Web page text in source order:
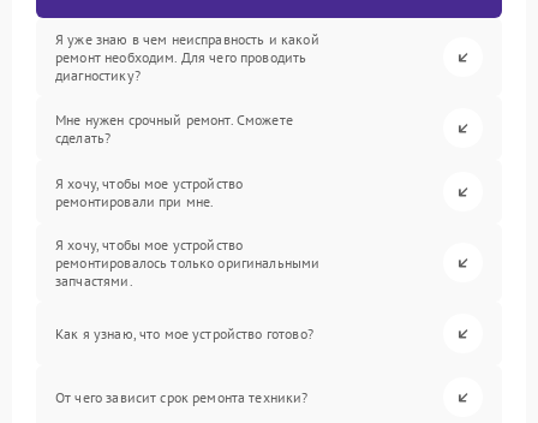
Я уже знаю в чем неисправность и какой
ремонт необходим. Для чего проводить
диагностику?
Мне нужен срочный ремонт. Сможете
сделать?
Я хочу, чтобы мое устройство
ремонтировали при мне.
Я хочу, чтобы мое устройство
ремонтировалось только оригинальными
запчастями.
Как я узнаю, что мое устройство готово?
От чего зависит срок ремонта техники?